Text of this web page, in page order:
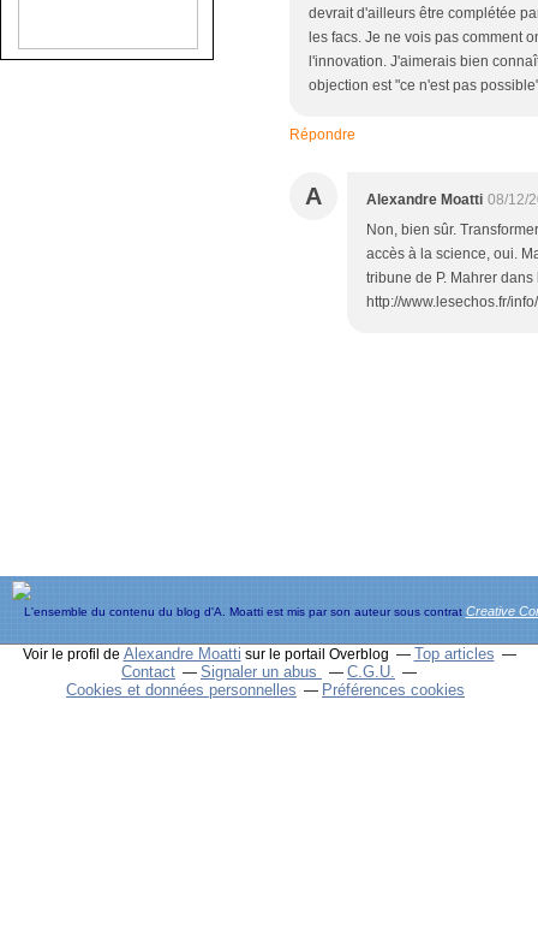
devrait d'ailleurs être complétée
les facs. Je ne vois pas comment
l'innovation. J'aimerais bien
objection est "ce n'est pas
Répondre
A Alexandre Moatti 08/12/
Non, bien sûr.
accès à la science, oui.
tribune de P. Mahrer
http://www.lesechos.fr/
L'ensemble du contenu du blog d'A. Moatti est mis par son auteur sous contrat Creative
Voir le profil de Alexandre Moatti sur le portail Overblog
Top articles
Contact
Signaler un abus
C.G.U.
Cookies et données personnelles
Préférences cookies